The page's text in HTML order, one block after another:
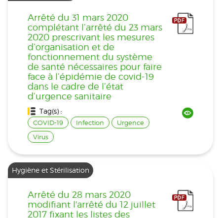
Arrêté du 31 mars 2020
complétant l’arrêté du 23 mars
2020 prescrivant les mesures
d’organisation et de
fonctionnement du système
de santé nécessaires pour faire
face à l’épidémie de covid-19
dans le cadre de l’état
d’urgence sanitaire
Tag(s) :
COVID-19 Infection
Urgence
Virus
Hygiène et Stérilisation
Arrêté du 28 mars 2020
modifiant l'arrêté du 12 juillet
2017 fixant les listes des